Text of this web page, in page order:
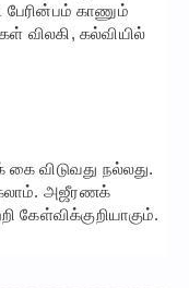
பேரின்பம் காணும்
விலகி, கல்வியில்
விடுவது நல்லது.
அஜீரணக்
கேள்விக்குறியாகும்.